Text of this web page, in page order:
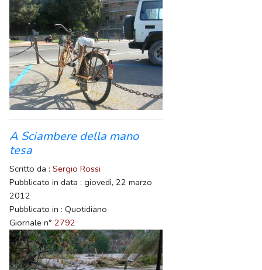
A Sciambere della mano
tesa
Scritto da : Sergio Rossi
Pubblicato in data : giovedì, 22 marzo
2012
Pubblicato in : Quotidiano
Giornale n° 2792